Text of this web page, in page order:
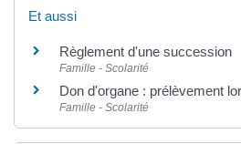
Et aussi
Règlement d'une succession
Famille - Scolarité
Don d'organe : prélèvement
Famille - Scolarité